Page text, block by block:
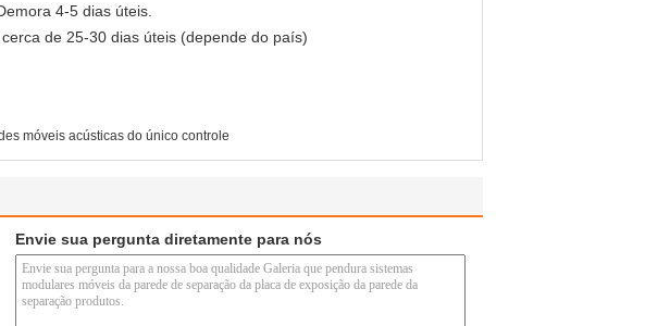
4-5 dias úteis.
de 25-30 dias úteis (depende do país)
móveis acústicas do único controle
Envie sua pergunta diretamente para nós